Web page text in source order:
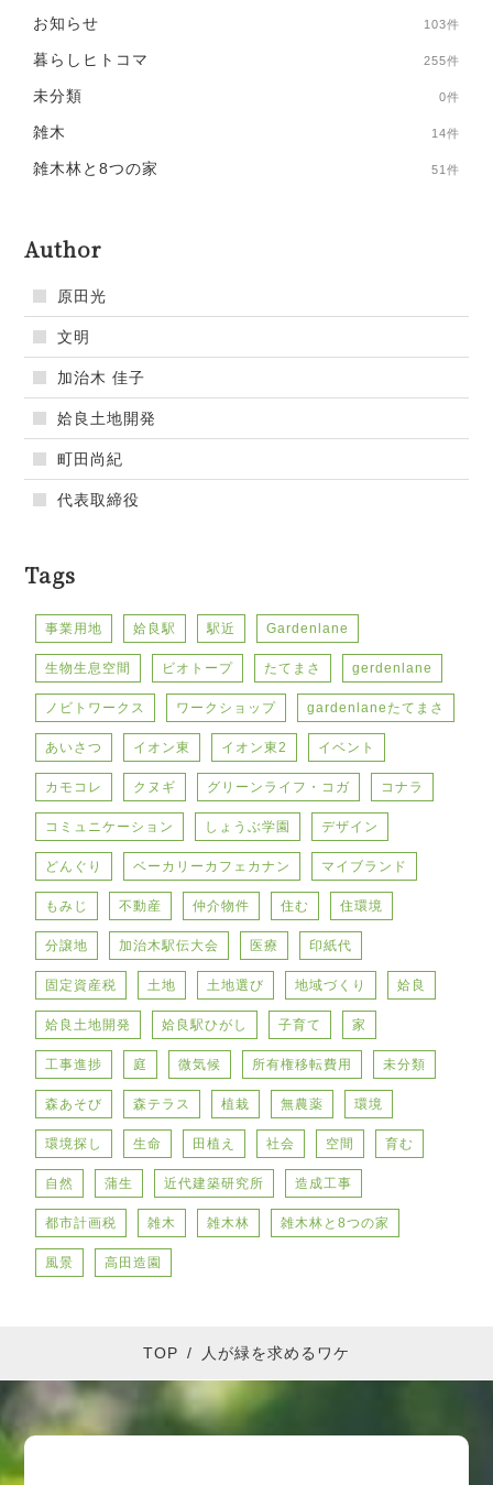
お知らせ 103件
暮らしヒトコマ 255件
未分類 0件
雑木 14件
雑木林と8つの家 51件
Author
原田光
文明
加治木 佳子
姶良土地開発
町田尚紀
代表取締役
Tags
事業用地 姶良駅 駅近 Gardenlane
生物生息空間 ビオトープ たてまさ gerdenlane
ノビトワークス ワークショップ gardenlaneたてまさ
あいさつ イオン東 イオン東2 イベント
カモコレ クヌギ グリーンライフ・コガ コナラ
コミュニケーション しょうぶ学園 デザイン
どんぐり ベーカリーカフェカナン マイブランド
もみじ 不動産 仲介物件 住む 住環境
分譲地 加治木駅伝大会 医療 印紙代
固定資産税 土地 土地選び 地域づくり 姶良
姶良土地開発 姶良駅ひがし 子育て 家
工事進捗 庭 微気候 所有権移転費用 未分類
森あそび 森テラス 植栽 無農薬 環境
環境探し 生命 田植え 社会 空間 育む
自然 蒲生 近代建築研究所 造成工事
都市計画税 雑木 雑木林 雑木林と8つの家
風景 高田造園
TOP / 人が緑を求めるワケ